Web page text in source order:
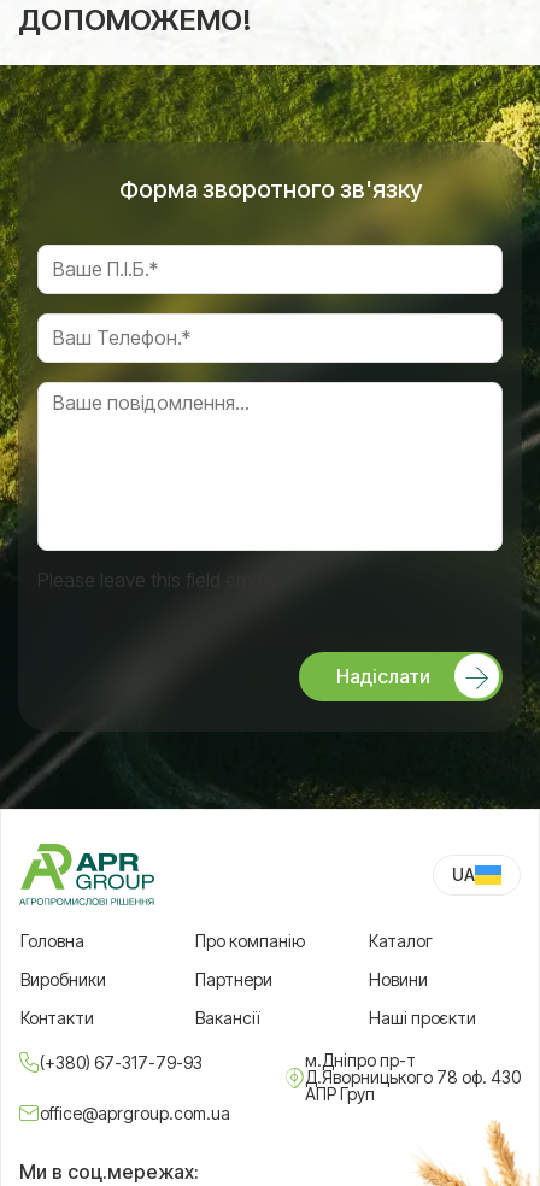
ДОПОМОЖЕМО!
Форма зворотного зв'язку
Please leave this field empty.
Надіслати
UA
Головна
Про компанію
Каталог
Виробники
Партнери
Новини
Контакти
Вакансії Наші проєкти
(+380) 67-317-79-93
office@aprgroup.com.ua
м.Дніпро пр-т
Д.Яворницького 78 оф. 430
АПР Груп
Ми в соц.мережах: